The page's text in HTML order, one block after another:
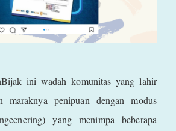
ini wadah komunitas yang lahir
maraknya penipuan dengan modus
yang menimpa beberapa